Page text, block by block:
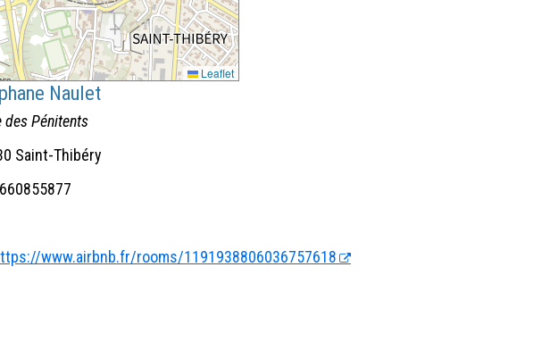
Leaflet
Naulet
des Pénitents
Saint-Thibéry
www.airbnb.fr/rooms/1191938806036757618